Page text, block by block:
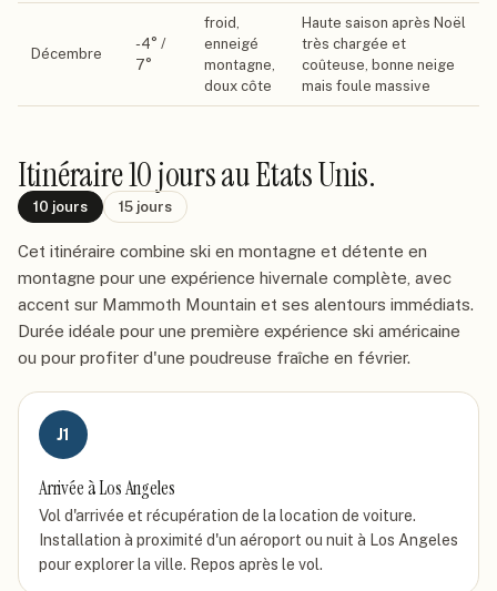
Décembre
-4° /
7°
froid,
enneigé
montagne,
doux côte
Haute saison après Noël
très chargée et
coûteuse, bonne neige
mais foule massive
Itinéraire10 joursau Etats Unis.
10 jours 15 jours
Cet itinéraire combine ski en montagne et détente en
montagne pour une expérience hivernale complète, avec
accent sur Mammoth Mountain et ses alentours immédiats.
Durée idéale pour une première expérience ski américaine
ou pour profiter d'une poudreuse fraîche en février.
J1
Arrivée à Los Angeles
Vol d'arrivée et récupération de la location de voiture.
Installation à proximité d'un aéroport ou nuit à Los Angeles
pour explorer la ville. Repos après le vol.